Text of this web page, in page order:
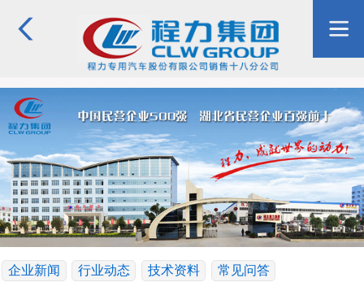
企业新闻 行业动态 技术资料
常见问答